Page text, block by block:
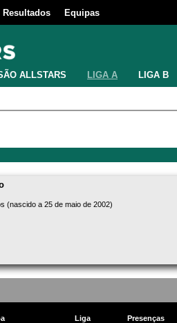
Resultados Equipas
ALLSTARS LIGA A LIGA B
(nascido a 25 de maio de 2002)
Liga Presenças